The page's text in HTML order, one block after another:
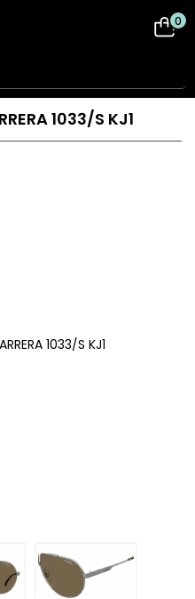
0
1033/S KJ1